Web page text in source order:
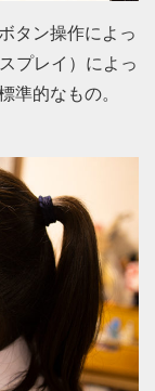
タン操作によっ
プレイ）によっ
準的なもの。